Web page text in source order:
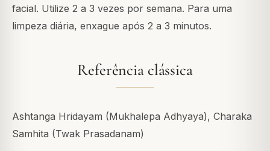
facial. Utilize 2 a 3 vezes por semana. Para uma
limpeza diária, enxague após 2 a 3 minutos.
Referência clássica
Ashtanga Hridayam (Mukhalepa Adhyaya), Charaka
Samhita (Twak Prasadanam)